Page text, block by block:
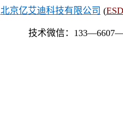
北京亿艾迪科技有限公司 (
技术微信：